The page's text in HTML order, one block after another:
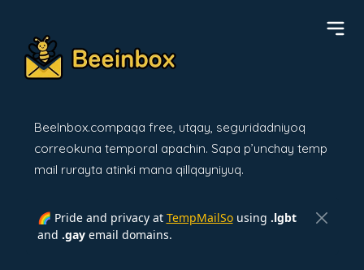
BeeInbox.compaqa free, utqay, seguridadniyoq
correokuna temporal apachin. Sapa p’unchay temp
mail rurayta atinki mana qillqayniyuq.
🌈 Pride and privacy at TempMailSousing .lgbt
and .gayemail domains.